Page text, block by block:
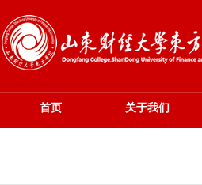
首页 关于我们